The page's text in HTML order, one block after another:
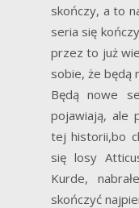
skończy, a to
seria się
przez to już
sobie, że będą
Będą nowe
pojawiają, ale
tej historii,bo
się losy
Kurde,
skończyć